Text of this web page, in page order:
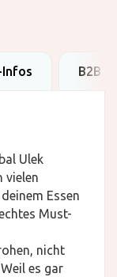
Infos B2B
Ulek
vielen
Essen
Must-
nicht
es gar